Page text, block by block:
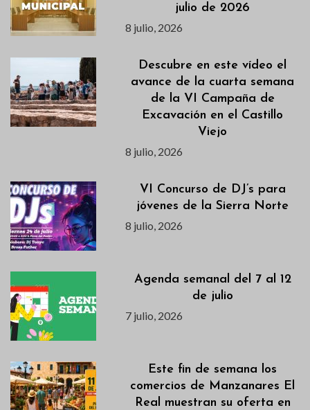
julio de 2026
8 julio, 2026
Descubre en este vídeo el
avance de la cuarta semana
de la VI Campaña de
Excavación en el Castillo
Viejo
8 julio, 2026
VI Concurso de DJ’s para
jóvenes de la Sierra Norte
8 julio, 2026
Agenda semanal del 7 al 12
de julio
7 julio, 2026
Este fin de semana los
comercios de Manzanares El
Real muestran su oferta en